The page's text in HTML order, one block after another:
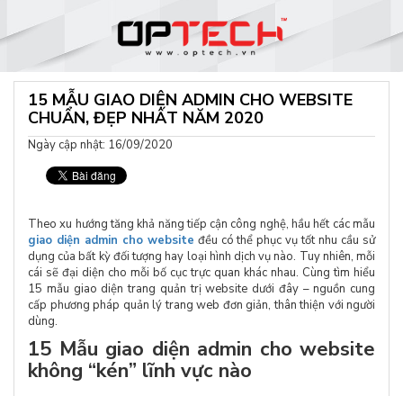
15 MẪU GIAO DIỆN ADMIN CHO WEBSITE
CHUẨN, ĐẸP NHẤT NĂM 2020
Ngày cập nhật: 16/09/2020
Theo xu hướng tăng khả năng tiếp cận công nghệ, hầu hết các mẫu
giao diện admin cho website đều có thể phục vụ tốt nhu cầu sử
dụng của bất kỳ đối tượng hay loại hình dịch vụ nào. Tuy nhiên, mỗi
cái sẽ đại diện cho mỗi bố cục trực quan khác nhau. Cùng tìm hiểu
15 mẫu giao diện trang quản trị website dưới đây – nguồn cung
cấp phương pháp quản lý trang web đơn giản, thân thiện với người
dùng.
15 Mẫu giao diện admin cho website
không “kén” lĩnh vực nào